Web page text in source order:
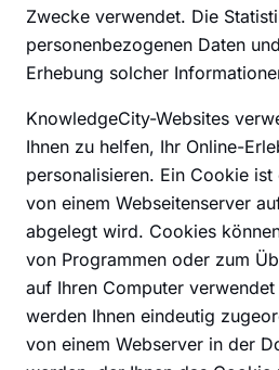
Zwecke verwendet. Die
personenbezogenen Daten
Erhebung solcher
KnowledgeCity-Websites
Ihnen zu helfen, Ihr Online-
personalisieren. Ein Cookie
von einem Webseitenserver
abgelegt wird. Cookies
von Programmen oder zum
auf Ihren Computer
werden Ihnen eindeutig
von einem Webserver in der